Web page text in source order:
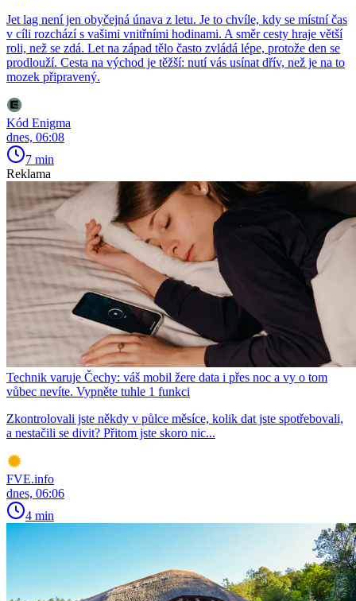
Jet lag není jen obyčejná únava z letu. Je to chvíle, kdy se místní čas
v cíli rozchází s vašimi vnitřními hodinami. A směr cesty hraje větší
roli, než se zdá. Let na západ tělo často zvládá lépe, protože den se
prodlouží. Cesta na východ je těžší: nutí vás usínat dřív, než je na to
mozek připravený.
Kód Enigma
dnes, 06:08
7 min
Reklama
Technik varuje Čechy: váš mobil žere data i přes noc a vy o tom
vůbec nevíte. Vypněte tuhle 1 funkci
Zkontrolovali jste někdy v půlce měsíce, kolik dat jste spotřebovali,
a nestačili se divit? Přitom jste skoro nic...
FVE.info
dnes, 06:06
4 min